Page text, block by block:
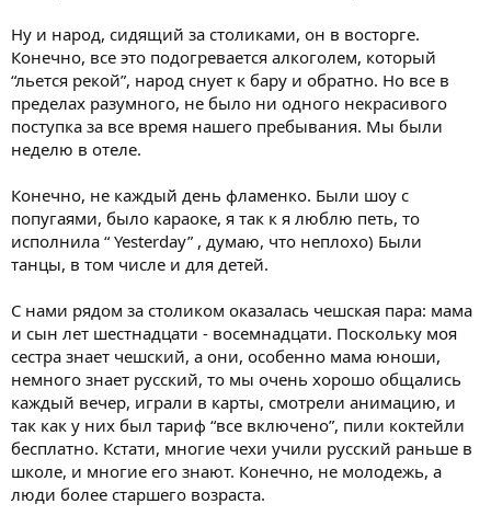
Ну и народ, сидящий за столиками, он в восторге.
Конечно, все это подогревается алкоголем, который
“льется рекой”, народ снует к бару и обратно. Но все в
пределах разумного, не было ни одного некрасивого
поступка за все время нашего пребывания. Мы были
неделю в отеле.
Конечно, не каждый день фламенко. Были шоу с
попугаями, было караоке, я так к я люблю петь, то
исполнила “ Yesterday” , думаю, что неплохо) Были
танцы, в том числе и для детей.
С нами рядом за столиком оказалась чешская пара: мама
и сын лет шестнадцати - восемнадцати. Поскольку моя
сестра знает чешский, а они, особенно мама юноши,
немного знает русский, то мы очень хорошо общались
каждый вечер, играли в карты, смотрели анимацию, и
так как у них был тариф “все включено”, пили коктейли
бесплатно. Кстати, многие чехи учили русский раньше в
школе, и многие его знают. Конечно, не молодежь, а
люди более старшего возраста.